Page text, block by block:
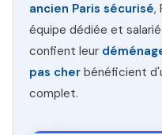
ancien Paris sécurisé,
équipe dédiée et
confient leur
pas cher bénéficient
complet.